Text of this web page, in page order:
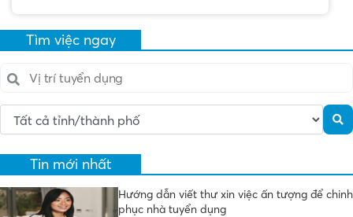
Tìm việc ngay
Tin mới nhất
Hướng dẫn viết thư xin việc ấn tượng để chinh
phục nhà tuyển dụng